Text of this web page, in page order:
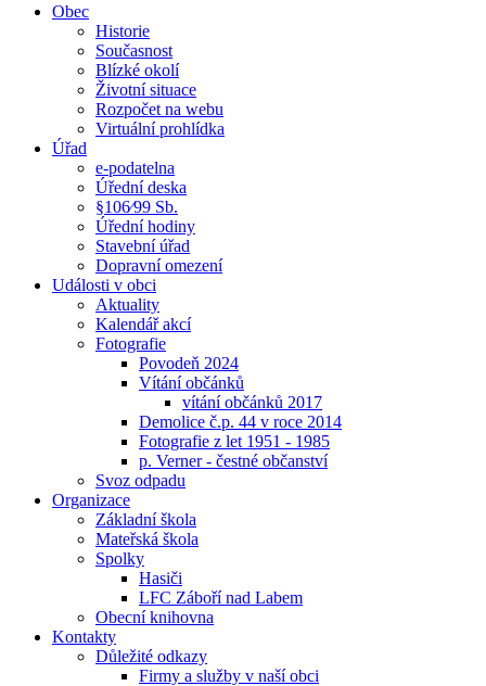
Obec
Historie
Současnost
Blízké okolí
Životní situace
Rozpočet na webu
Virtuální prohlídka
Úřad
e-podatelna
Úřední deska
§106⁄99 Sb.
Úřední hodiny
Stavební úřad
Dopravní omezení
Události v obci
Aktuality
Kalendář akcí
Fotografie
Povodeň 2024
Vítání občánků
vítání občánků 2017
Demolice č.p. 44 v roce 2014
Fotografie z let 1951 - 1985
p. Verner - čestné občanství
Svoz odpadu
Organizace
Základní škola
Mateřská škola
Spolky
Hasiči
LFC Záboří nad Labem
Obecní knihovna
Kontakty
Důležité odkazy
Firmy a služby v naší obci